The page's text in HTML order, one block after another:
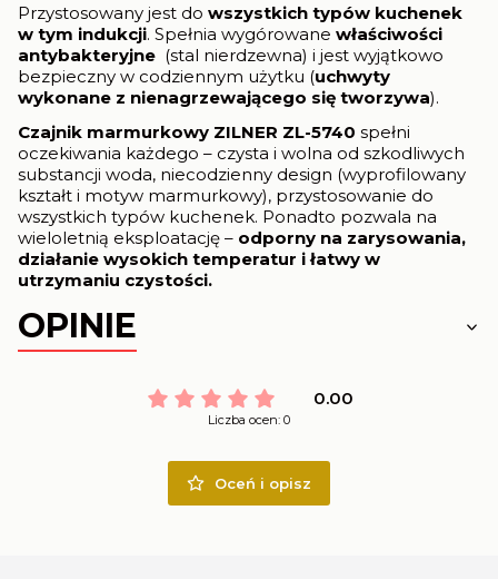
Przystosowany jest do wszystkich typów kuchenek
w tym indukcji. Spełnia wygórowane właściwości
antybakteryjne (stal nierdzewna) i jest wyjątkowo
bezpieczny w codziennym użytku (uchwyty
wykonane z nienagrzewającego się tworzywa).
Czajnik marmurkowy ZILNER ZL-5740 spełni
oczekiwania każdego – czysta i wolna od szkodliwych
substancji woda, niecodzienny design (wyprofilowany
kształt i motyw marmurkowy), przystosowanie do
wszystkich typów kuchenek. Ponadto pozwala na
wieloletnią eksploatację – odporny na zarysowania,
działanie wysokich temperatur i łatwy w
utrzymaniu czystości.
OPINIE
0.00
Liczba ocen: 0
Oceń i opisz